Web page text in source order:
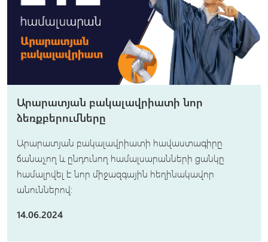
Արարատյան բակալավրիատի նոր
ձեռքբերումները
Արարատյան բակալավրիատի հավաստագիրը
ճանաչող և ընդունող համալսարանների ցանկը
համալրվել է նոր միջազգային հեղինակավոր
անուններով։
14.06.2024